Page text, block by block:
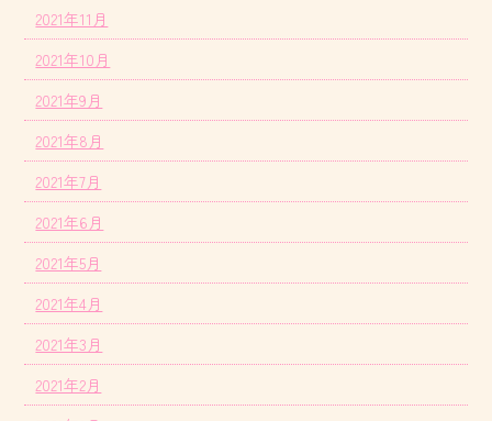
2021年11月
2021年10月
2021年9月
2021年8月
2021年7月
2021年6月
2021年5月
2021年4月
2021年3月
2021年2月